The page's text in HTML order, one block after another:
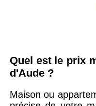
Quel est le prix
d'Aude ?
Maison ou